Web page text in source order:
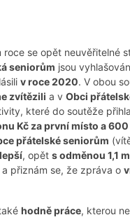
se opět neuvěřitelné
seniorům jsou
v roce 2020. V obou
zvítězili a v Obci
které do soutěže
Kč za první místo a
přátelské seniorům
, opět s odměnou 1,1
a přiznám se, že zpráva o
hodně práce, kterou